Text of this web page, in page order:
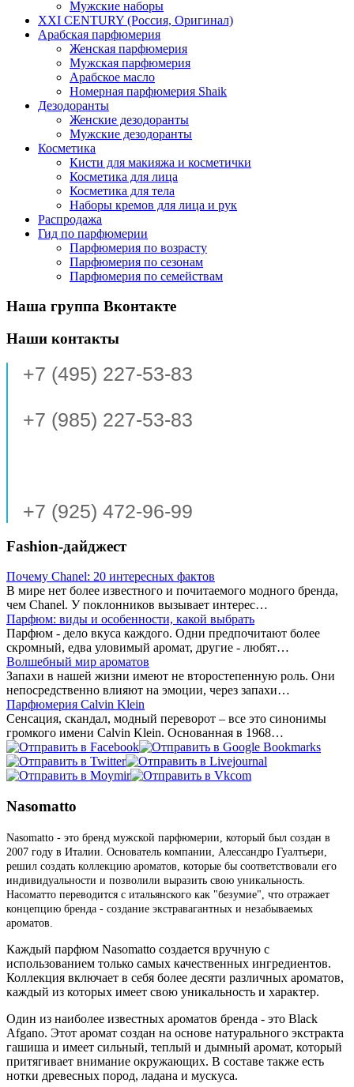
Мужские наборы
XXI CENTURY (Россия, Оригинал)
Арабская парфюмерия
Женская парфюмерия
Мужская парфюмерия
Арабское масло
Номерная парфюмерия Shaik
Дезодоранты
Женские дезодоранты
Мужские дезодоранты
Косметика
Кисти для макияжа и косметички
Косметика для лица
Косметика для тела
Наборы кремов для лица и рук
Распродажа
Гид по парфюмерии
Парфюмерия по возрасту
Парфюмерия по сезонам
Парфюмерия по семействам
Наша группа Вконтакте
Наши контакты
+7 (495) 227-53-83
+7 (985) 227-53-83
+7 (925) 472-96-99
Fashion-дайджест
Почему Chanel: 20 интересных фактов
В мире нет более известного и почитаемого модного бренда,
чем Chanel. У поклонников вызывает интерес…
Парфюм: виды и особенности, какой выбрать
Парфюм - дело вкуса каждого. Одни предпочитают более
скромный, едва уловимый аромат, другие - любят…
Волшебный мир ароматов
Запахи в нашей жизни имеют не второстепенную роль. Они
непосредственно влияют на эмоции, через запахи…
Парфюмерия Calvin Klein
Сенсация, скандал, модный переворот – все это синонимы
громкого имени Calvin Klein. Основанная в 1968…
Nasomatto
Nasomatto - это бренд мужской парфюмерии, который был создан в
2007 году в Италии. Основатель компании, Алессандро Гуалтьери,
решил создать коллекцию ароматов, которые бы соответствовали его
индивидуальности и позволили выразить свою уникальность.
Насоматто переводится с итальянского как "безумие", что отражает
концепцию бренда - создание экстравагантных и незабываемых
ароматов.
Каждый парфюм Nasomatto создается вручную с
использованием только самых качественных ингредиентов.
Коллекция включает в себя более десяти различных ароматов,
каждый из которых имеет свою уникальность и характер.
Один из наиболее известных ароматов бренда - это Black
Afgano. Этот аромат создан на основе натурального экстракта
гашиша и имеет сильный, теплый и дымный аромат, который
притягивает внимание окружающих. В составе также есть
нотки древесных пород, ладана и мускуса.